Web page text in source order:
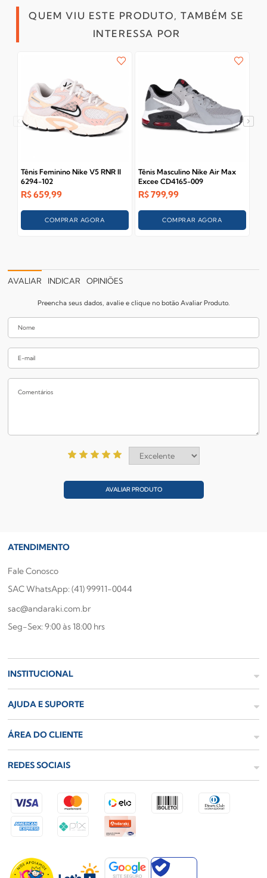
QUEM VIU ESTE PRODUTO, TAMBÉM SE
INTERESSA POR
Tênis Feminino Nike V5 RNR II
6294-102
R$659,99
COMPRAR AGORA
Tênis Masculino Nike Air Max
Excee CD4165-009
R$799,99
COMPRAR AGORA
AVALIAR INDICAR OPINIÕES
Preencha seus dados, avalie e clique no botão Avaliar Produto.
AVALIAR PRODUTO
ATENDIMENTO
Fale Conosco
SAC WhatsApp: (41) 99911-0044
sac@andaraki.com.br
Seg-Sex: 9:00 às 18:00 hrs
INSTITUCIONAL
AJUDA E SUPORTE
ÁREA DO CLIENTE
REDES SOCIAIS